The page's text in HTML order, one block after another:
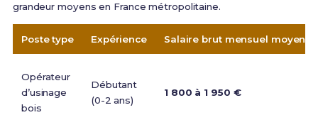
grandeur moyens en France métropolitaine.
Poste type Expérience Salaire brut mensuel moyen
Opérateur
d’usinage
bois
Débutant
(0-2 ans)
1 800 à 1 950 €